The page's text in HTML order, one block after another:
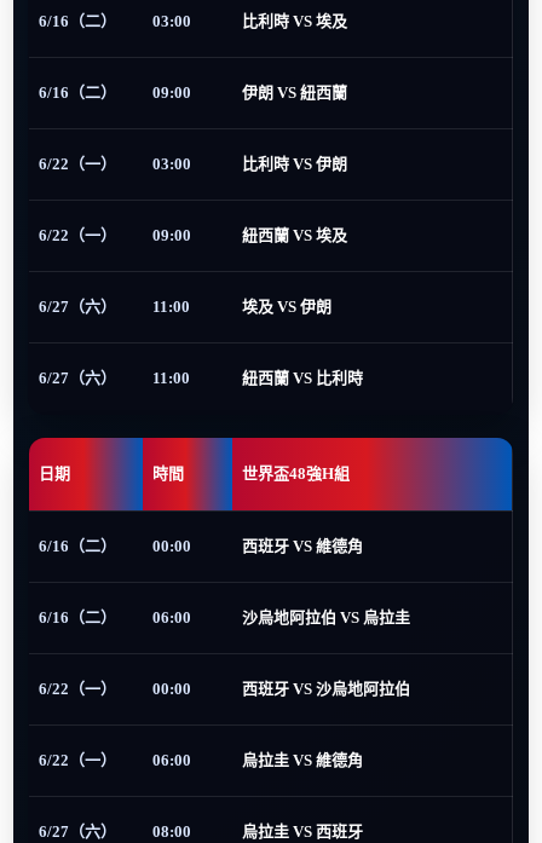
6/16（二） 03:00 比利時 VS 埃及
6/16（二） 09:00 伊朗 VS 紐西蘭
6/22（一） 03:00 比利時 VS 伊朗
6/22（一） 09:00 紐西蘭 VS 埃及
6/27（六） 11:00 埃及 VS 伊朗
6/27（六） 11:00 紐西蘭 VS 比利時
日期 時間 世界盃48強H組
6/16（二） 00:00 西班牙 VS 維德角
6/16（二） 06:00 沙烏地阿拉伯 VS 烏拉圭
6/22（一） 00:00 西班牙 VS 沙烏地阿拉伯
6/22（一） 06:00 烏拉圭 VS 維德角
6/27（六） 08:00 烏拉圭 VS 西班牙